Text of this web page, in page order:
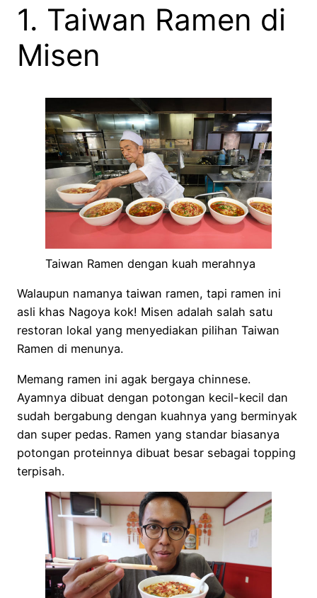
1. Taiwan Ramen di
Misen
Taiwan Ramen dengan kuah merahnya
Walaupun namanya taiwan ramen, tapi ramen ini
asli khas Nagoya kok! Misen adalah salah satu
restoran lokal yang menyediakan pilihan Taiwan
Ramen di menunya.
Memang ramen ini agak bergaya chinnese.
Ayamnya dibuat dengan potongan kecil-kecil dan
sudah bergabung dengan kuahnya yang berminyak
dan super pedas. Ramen yang standar biasanya
potongan proteinnya dibuat besar sebagai topping
terpisah.